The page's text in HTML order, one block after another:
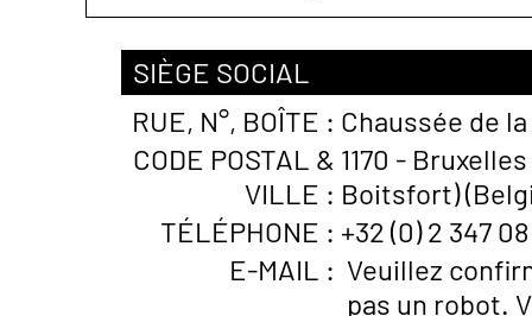
SIÈGE SOCIAL
RUE, N°, BOÎTE : Chaussée de la
CODE POSTAL &
VILLE :
1170 -
Boitsfort)
TÉLÉPHONE : +32 (0) 2 347 08
E-MAIL : Veuillez
pas un robot.